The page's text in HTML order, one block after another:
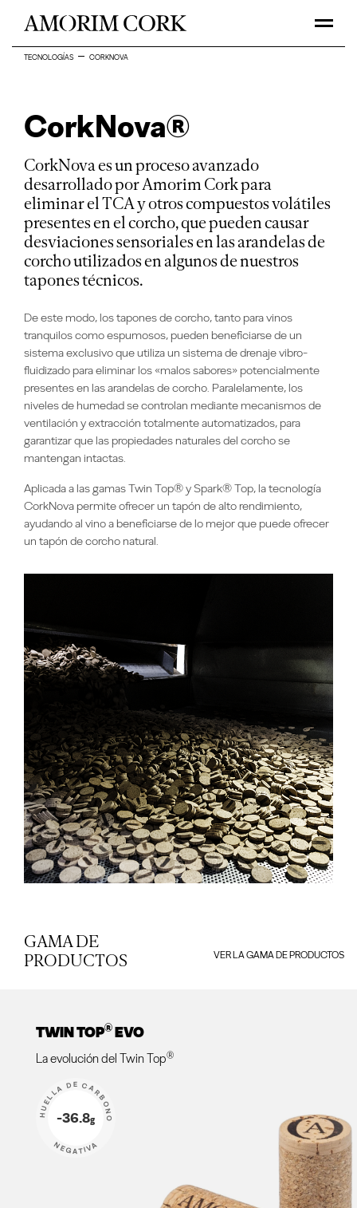
TECNOLOGÍAS CORKNOVA
CorkNova®
CorkNova es un proceso avanzado
desarrollado por Amorim Cork para
eliminar el TCA y otros compuestos volátiles
presentes en el corcho, que pueden causar
desviaciones sensoriales en las arandelas de
corcho utilizados en algunos de nuestros
tapones técnicos.
De este modo, los tapones de corcho, tanto para vinos
tranquilos como espumosos, pueden beneficiarse de un
sistema exclusivo que utiliza un sistema de drenaje vibro-
fluidizado para eliminar los «malos sabores» potencialmente
presentes en las arandelas de corcho. Paralelamente, los
niveles de humedad se controlan mediante mecanismos de
ventilación y extracción totalmente automatizados, para
garantizar que las propiedades naturales del corcho se
mantengan intactas.
Aplicada a las gamas Twin Top® y Spark® Top, la tecnología
CorkNova permite ofrecer un tapón de alto rendimiento,
ayudando al vino a beneficiarse de lo mejor que puede ofrecer
un tapón de corcho natural.
GAMA DE
PRODUCTOS
VER LA GAMA DE PRODUCTOS
TWIN TOP®EVO
La evolución del Twin Top®
HUELLA DE CARBONO
-36.8g
NEGATIVA